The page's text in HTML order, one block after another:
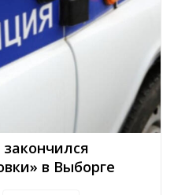
в Выборге